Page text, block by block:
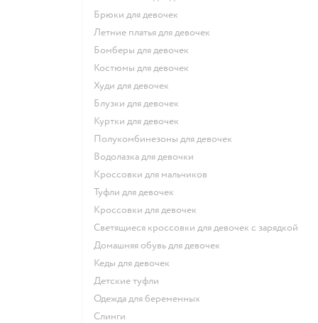
Брюки для девочек
Летние платья для девочек
Бомберы для девочек
Костюмы для девочек
Худи для девочек
Блузки для девочек
Куртки для девочек
Полукомбинезоны для девочек
Водолазка для девочки
Кроссовки для мальчиков
Туфли для девочек
Кроссовки для девочек
Светящиеся кроссовки для девочек с зарядкой
Домашняя обувь для девочек
Кеды для девочек
Детские туфли
Одежда для беременных
Слинги